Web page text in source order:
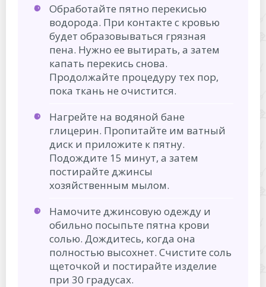
Обработайте пятно перекисью
водорода. При контакте с кровью
будет образовываться грязная
пена. Нужно ее вытирать, а затем
капать перекись снова.
Продолжайте процедуру тех пор,
пока ткань не очистится.
Нагрейте на водяной бане
глицерин. Пропитайте им ватный
диск и приложите к пятну.
Подождите 15 минут, а затем
постирайте джинсы
хозяйственным мылом.
Намочите джинсовую одежду и
обильно посыпьте пятна крови
солью. Дождитесь, когда она
полностью высохнет. Счистите соль
щеточкой и постирайте изделие
при 30 градусах.